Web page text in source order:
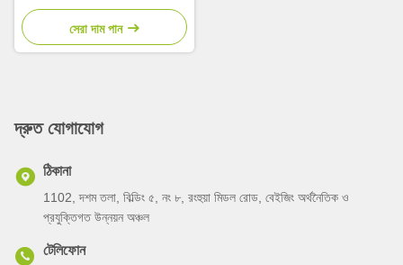
পকেট সঙ্গে
সেরা দাম পান
দ্রুত যোগাযোগ
ঠিকানা
1102, দশম তলা, বিল্ডিং ৫, নং ৮, রংহুয়া মিডল রোড, বেইজিং অর্থনৈতিক ও
প্রযুক্তিগত উন্নয়ন অঞ্চল
টেলিফোন